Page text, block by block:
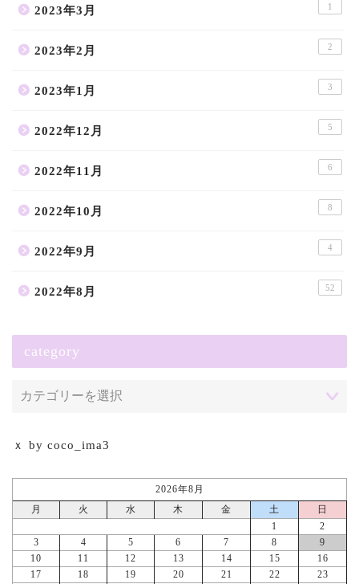
2023年3月 1
2023年2月 2
2023年1月 3
2022年12月 5
2022年11月 6
2022年10月 8
2022年9月 4
2022年8月 52
category
ｘ by coco_ima3
2026年8月
月
火 水 木 金 土
日
1
2
3
4 5 6 7 8
9
10
11 12 13 14 15
16
17
18 19 20 21 22 23